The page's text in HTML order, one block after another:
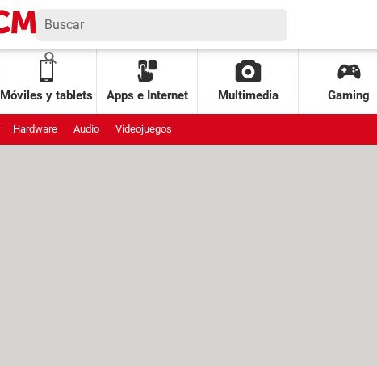
Móviles y tablets Apps e Internet Multimedia Gaming
Hardware Audio Videojuegos